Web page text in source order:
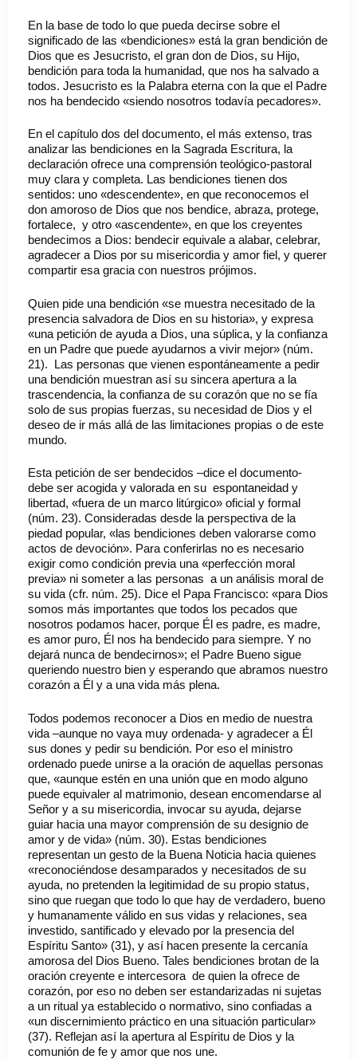
En la base de todo lo que pueda decirse sobre el
significado de las «bendiciones» está la gran bendición de
Dios que es Jesucristo, el gran don de Dios, su Hijo,
bendición para toda la humanidad, que nos ha salvado a
todos. Jesucristo es la Palabra eterna con la que el Padre
nos ha bendecido «siendo nosotros todavía pecadores».
En el capítulo dos del documento, el más extenso, tras
analizar las bendiciones en la Sagrada Escritura, la
declaración ofrece una comprensión teológico-pastoral
muy clara y completa. Las bendiciones tienen dos
sentidos: uno «descendente», en que reconocemos el
don amoroso de Dios que nos bendice, abraza, protege,
fortalece, y otro «ascendente», en que los creyentes
bendecimos a Dios: bendecir equivale a alabar, celebrar,
agradecer a Dios por su misericordia y amor fiel, y querer
compartir esa gracia con nuestros prójimos.
Quien pide una bendición «se muestra necesitado de la
presencia salvadora de Dios en su historia», y expresa
«una petición de ayuda a Dios, una súplica, y la confianza
en un Padre que puede ayudarnos a vivir mejor» (núm.
21). Las personas que vienen espontáneamente a pedir
una bendición muestran así su sincera apertura a la
trascendencia, la confianza de su corazón que no se fía
solo de sus propias fuerzas, su necesidad de Dios y el
deseo de ir más allá de las limitaciones propias o de este
mundo.
Esta petición de ser bendecidos –dice el documento-
debe ser acogida y valorada en su espontaneidad y
libertad, «fuera de un marco litúrgico» oficial y formal
(núm. 23). Consideradas desde la perspectiva de la
piedad popular, «las bendiciones deben valorarse como
actos de devoción». Para conferirlas no es necesario
exigir como condición previa una «perfección moral
previa» ni someter a las personas a un análisis moral de
su vida (cfr. núm. 25). Dice el Papa Francisco: «para Dios
somos más importantes que todos los pecados que
nosotros podamos hacer, porque Él es padre, es madre,
es amor puro, Él nos ha bendecido para siempre. Y no
dejará nunca de bendecirnos»; el Padre Bueno sigue
queriendo nuestro bien y esperando que abramos nuestro
corazón a Él y a una vida más plena.
Todos podemos reconocer a Dios en medio de nuestra
vida –aunque no vaya muy ordenada- y agradecer a Él
sus dones y pedir su bendición. Por eso el ministro
ordenado puede unirse a la oración de aquellas personas
que, «aunque estén en una unión que en modo alguno
puede equivaler al matrimonio, desean encomendarse al
Señor y a su misericordia, invocar su ayuda, dejarse
guiar hacia una mayor comprensión de su designio de
amor y de vida» (núm. 30). Estas bendiciones
representan un gesto de la Buena Noticia hacia quienes
«reconociéndose desamparados y necesitados de su
ayuda, no pretenden la legitimidad de su propio status,
sino que ruegan que todo lo que hay de verdadero, bueno
y humanamente válido en sus vidas y relaciones, sea
investido, santificado y elevado por la presencia del
Espíritu Santo» (31), y así hacen presente la cercanía
amorosa del Dios Bueno. Tales bendiciones brotan de la
oración creyente e intercesora de quien la ofrece de
corazón, por eso no deben ser estandarizadas ni sujetas
a un ritual ya establecido o normativo, sino confiadas a
«un discernimiento práctico en una situación particular»
(37). Reflejan así la apertura al Espíritu de Dios y la
comunión de fe y amor que nos une.